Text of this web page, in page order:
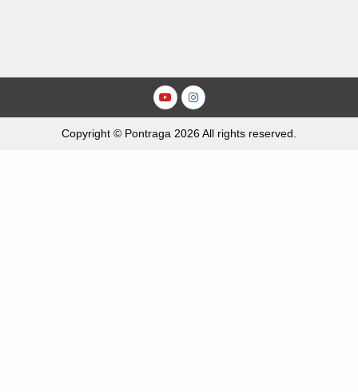
Youtube
Instagram
Copyright © Pontraga 2026 All rights reserved.